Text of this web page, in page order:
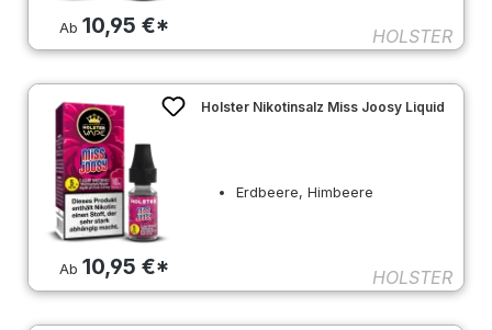
Ab10,95 €* HOLSTER
Ab10,95 €*
Holster Nikotinsalz Miss Joosy Liquid
Erdbeere, Himbeere
HOLSTER